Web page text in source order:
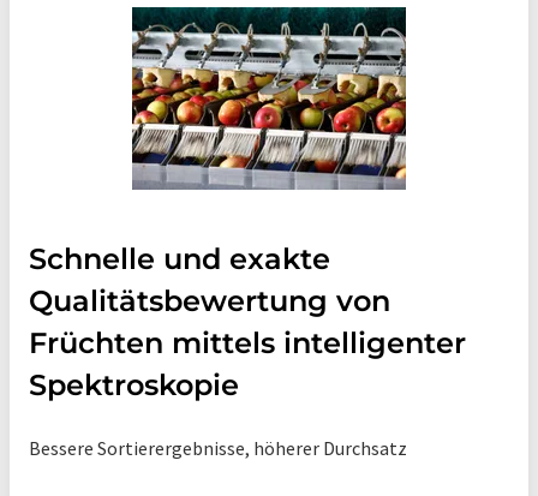
Schnelle und exakte
Qualitätsbewertung von
Früchten mittels intelligenter
Spektroskopie
Bessere Sortierergebnisse, höherer Durchsatz